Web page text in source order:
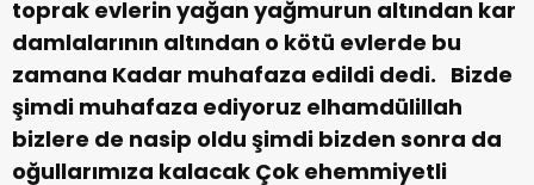
toprak evlerin yağan yağmurun altından kar
damlalarının altından o kötü evlerde bu
zamana Kadar muhafaza edildi dedi. Bizde
şimdi muhafaza ediyoruz elhamdülillah
bizlere de nasip oldu şimdi bizden sonra da
oğullarımıza kalacak Çok ehemmiyetli